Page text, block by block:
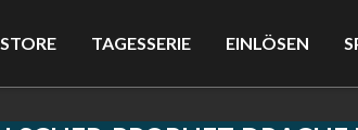
STORE TAGESSERIE EINLÖSEN